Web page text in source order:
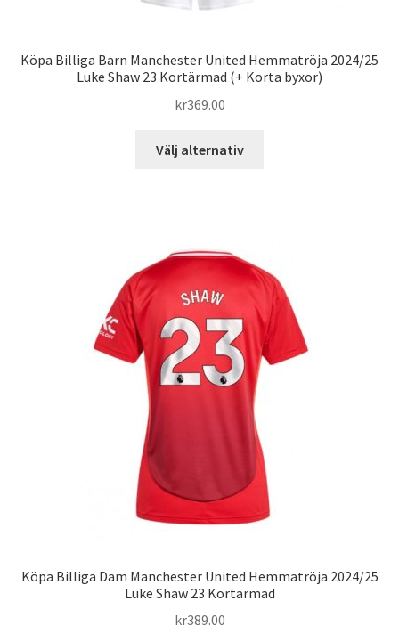
Köpa Billiga Barn Manchester United Hemmatröja 2024/25
Luke Shaw 23 Kortärmad (+ Korta byxor)
kr369.00
Välj alternativ
De
olika
alternativen
kan
väljas
Köpa Billiga Dam Manchester United Hemmatröja 2024/25
Luke Shaw 23 Kortärmad
kr389.00